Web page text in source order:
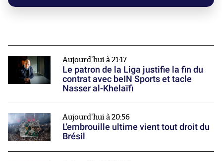
Aujourd'hui à 21:17
Le patron de la Liga justifie la fin du
contrat avec beIN Sports et tacle
Nasser al-Khelaïfi
Aujourd'hui à 20:56
L'embrouille ultime vient tout droit du
Brésil